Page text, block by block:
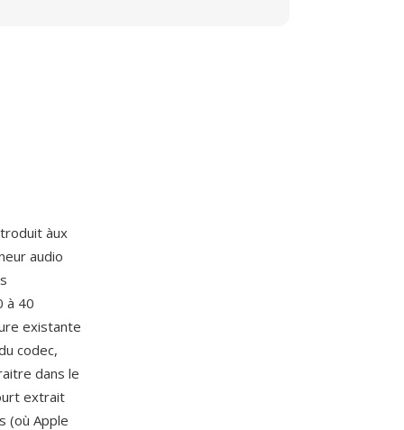
àux
audio
à 40
existante
codec,
dans le
extrait
(où Apple